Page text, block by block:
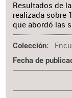
Resultados de
realizada sobre
que abordó las
Colección
Fecha de